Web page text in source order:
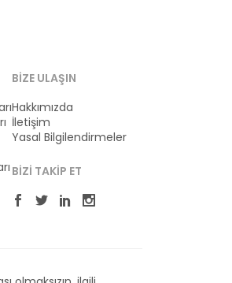
BIZE ULAŞIN
Hakkımızda
İletişim
Yasal Bilgilendirmeler
BIZI TAKIP ET